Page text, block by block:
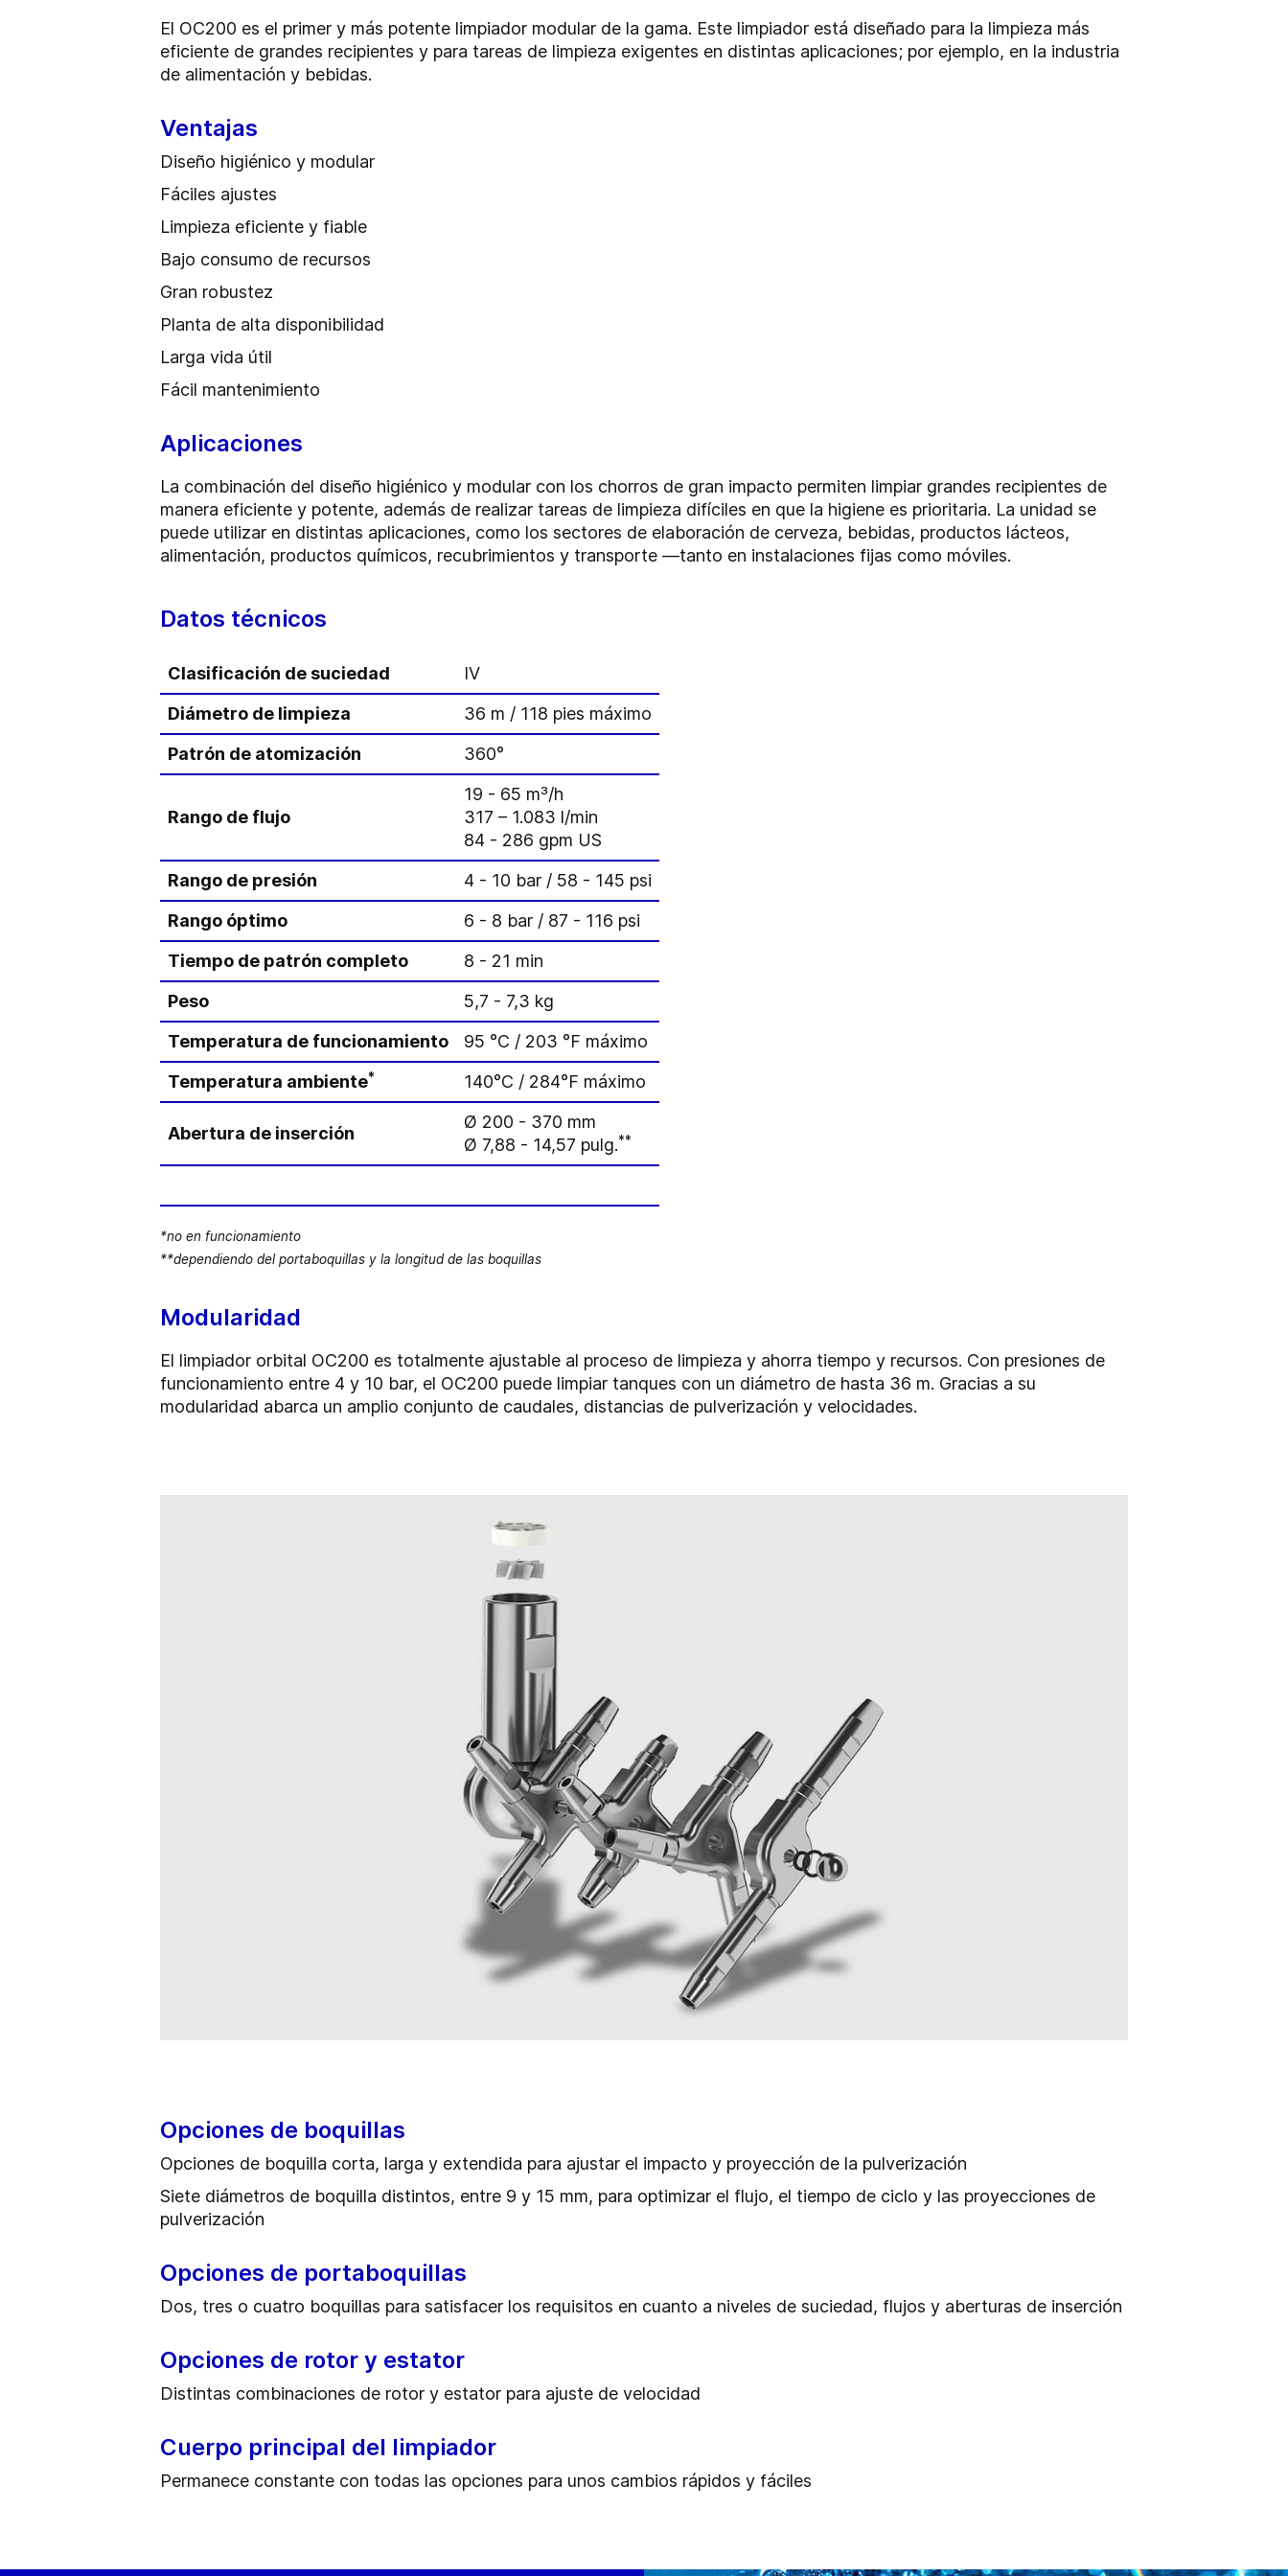
El OC200 es el primer y más potente limpiador modular de la gama. Este limpiador está diseñado para la limpieza más
eficiente de grandes recipientes y para tareas de limpieza exigentes en distintas aplicaciones; por ejemplo, en la industria
de alimentación y bebidas.
Ventajas
Diseño higiénico y modular
Fáciles ajustes
Limpieza eficiente y fiable
Bajo consumo de recursos
Gran robustez
Planta de alta disponibilidad
Larga vida útil
Fácil mantenimiento
Aplicaciones
La combinación del diseño higiénico y modular con los chorros de gran impacto permiten limpiar grandes recipientes de
manera eficiente y potente, además de realizar tareas de limpieza difíciles en que la higiene es prioritaria. La unidad se
puede utilizar en distintas aplicaciones, como los sectores de elaboración de cerveza, bebidas, productos lácteos,
alimentación, productos químicos, recubrimientos y transporte —tanto en instalaciones fijas como móviles.
Datos técnicos
Clasificación de suciedad
IV
Diámetro de limpieza
36 m / 118 pies máximo
Patrón de atomización
360°
Rango de flujo
19 - 65 m³/h
317 – 1.083 l/min
84 - 286 gpm US
Rango de presión
4 - 10 bar / 58 - 145 psi
Rango óptimo
6 - 8 bar / 87 - 116 psi
Tiempo de patrón completo
8 - 21 min
Peso
5,7 - 7,3 kg
Temperatura de funcionamiento
95 °C / 203 °F máximo
Temperatura ambiente* 140°C / 284°F máximo
Abertura de inserción
Ø 200 - 370 mm
Ø 7,88 - 14,57 pulg.**
*no en funcionamiento
**dependiendo del portaboquillas y la longitud de las boquillas
Modularidad
El limpiador orbital OC200 es totalmente ajustable al proceso de limpieza y ahorra tiempo y recursos. Con presiones de
funcionamiento entre 4 y 10 bar, el OC200 puede limpiar tanques con un diámetro de hasta 36 m. Gracias a su
modularidad abarca un amplio conjunto de caudales, distancias de pulverización y velocidades.
Opciones de boquillas
Opciones de boquilla corta, larga y extendida para ajustar el impacto y proyección de la pulverización
Siete diámetros de boquilla distintos, entre 9 y 15 mm, para optimizar el flujo, el tiempo de ciclo y las proyecciones de
pulverización
Opciones de portaboquillas
Dos, tres o cuatro boquillas para satisfacer los requisitos en cuanto a niveles de suciedad, flujos y aberturas de inserción
Opciones de rotor y estator
Distintas combinaciones de rotor y estator para ajuste de velocidad
Cuerpo principal del limpiador
Permanece constante con todas las opciones para unos cambios rápidos y fáciles